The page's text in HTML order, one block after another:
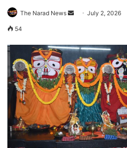
The Narad News
Send July 2, 2026
54